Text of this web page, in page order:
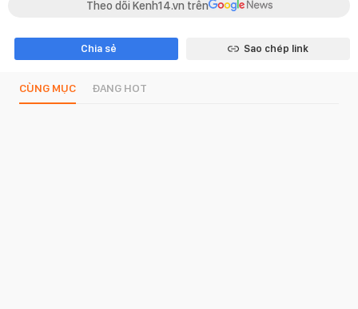
Theo dõi Kenh14.vn trên
Chia sẻ Sao chép link
CÙNG MỤC ĐANG HOT